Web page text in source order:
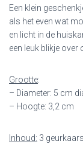
Een klein
als het even wat
en licht in de
een leuk blikje over
Grootte:
– Diameter: 5 cm
– Hoogte: 3,2 cm
Inhoud: 3